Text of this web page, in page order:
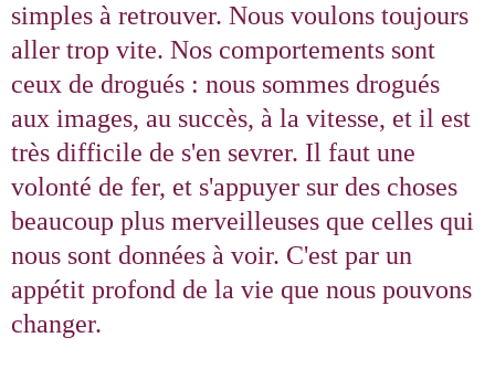
simples à retrouver. Nous voulons toujours
aller trop vite. Nos comportements sont
ceux de drogués : nous sommes drogués
aux images, au succès, à la vitesse, et il est
très difficile de s'en sevrer. Il faut une
volonté de fer, et s'appuyer sur des choses
beaucoup plus merveilleuses que celles qui
nous sont données à voir. C'est par un
appétit profond de la vie que nous pouvons
changer.